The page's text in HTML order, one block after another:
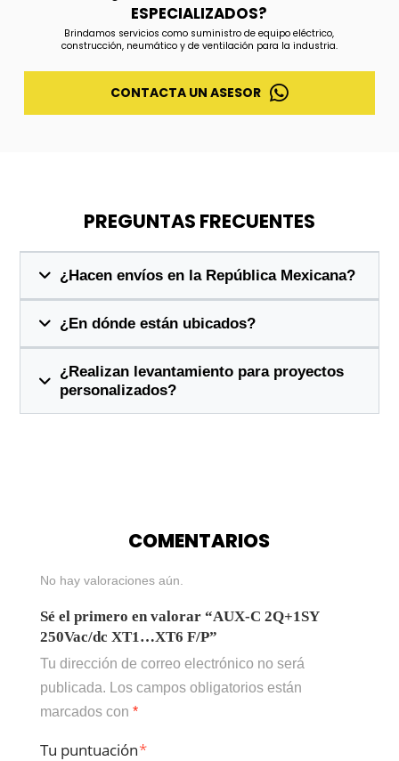
ESPECIALIZADOS?
Brindamos servicios como suministro de equipo eléctrico,
construcción, neumático y de ventilación para la industria.
CONTACTA UN ASESOR
PREGUNTAS FRECUENTES
¿Hacen envíos en la República Mexicana?
¿En dónde están ubicados?
¿Realizan levantamiento para proyectos
personalizados?
COMENTARIOS
No hay valoraciones aún.
Sé el primero en valorar “AUX-C 2Q+1SY
250Vac/dc XT1…XT6 F/P”
Tu dirección de correo electrónico no será
publicada.
Los campos obligatorios están
marcados con *
Tu puntuación*